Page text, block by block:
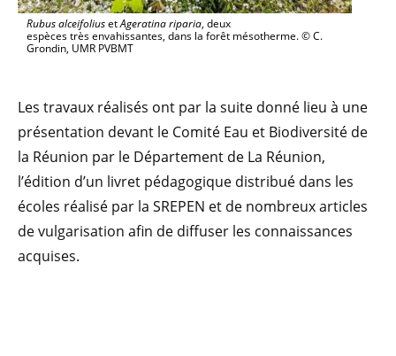
Rubus alceifoliusetAgeratina riparia, deux
espèces très envahissantes, dans la forêt mésotherme. © C.
Grondin, UMR PVBMT
Les travaux réalisés ont par la suite donné lieu à une
présentation devant le Comité Eau et Biodiversité de
la Réunion par le Département de La Réunion,
l’édition d’un livret pédagogique distribué dans les
écoles réalisé par la SREPEN et de nombreux articles
de vulgarisation afin de diffuser les connaissances
acquises.